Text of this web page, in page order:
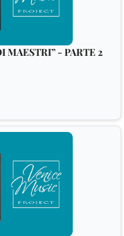
MAESTRI” - PARTE 2